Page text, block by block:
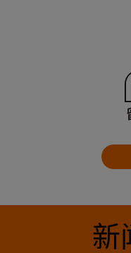
新